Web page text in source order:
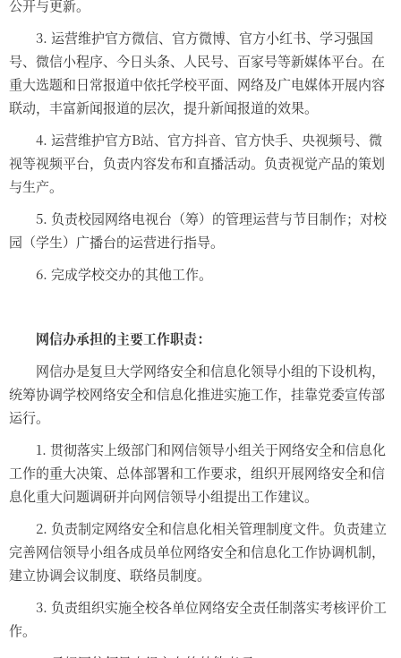
公开与更新。
3. 运营维护官方微信、官方微博、官方小红书、学习强国
号、微信小程序、今日头条、人民号、百家号等新媒体平台。在
重大选题和日常报道中依托学校平面、网络及广电媒体开展内容
联动，丰富新闻报道的层次，提升新闻报道的效果。
4. 运营维护官方B站、官方抖音、官方快手、央视频号、微
视等视频平台，负责内容发布和直播活动。负责视觉产品的策划
与生产。
5. 负责校园网络电视台（筹）的管理运营与节目制作；对校
园（学生）广播台的运营进行指导。
6. 完成学校交办的其他工作。
网信办承担的主要工作职责：
网信办是复旦大学网络安全和信息化领导小组的下设机构，
统筹协调学校网络安全和信息化推进实施工作，挂靠党委宣传部
运行。
1. 贯彻落实上级部门和网信领导小组关于网络安全和信息化
工作的重大决策、总体部署和工作要求，组织开展网络安全和信
息化重大问题调研并向网信领导小组提出工作建议。
2. 负责制定网络安全和信息化相关管理制度文件。负责建立
完善网信领导小组各成员单位网络安全和信息化工作协调机制，
建立协调会议制度、联络员制度。
3. 负责组织实施全校各单位网络安全责任制落实考核评价工
作。